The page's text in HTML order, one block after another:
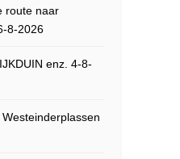
route naar
8-2026
enz. 4-8-